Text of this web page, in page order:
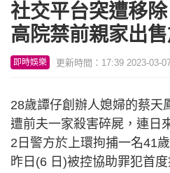
社交平台突遭移
高院禁前親家出
即時娛樂 更新時間：17:39 2023-03-
28歲譚仔創辦人媳婦的蔡天
遭前夫一家殺害碎屍，連日
2日警方於上環拘捕一名41
昨日(6 日)被控協助罪犯首